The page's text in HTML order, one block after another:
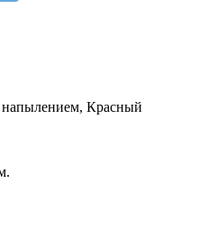
Красный